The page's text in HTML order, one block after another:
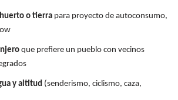
huerto o tierra para proyecto de autoconsumo,
que prefiere un pueblo con vecinos
y altitud (senderismo, ciclismo, caza,